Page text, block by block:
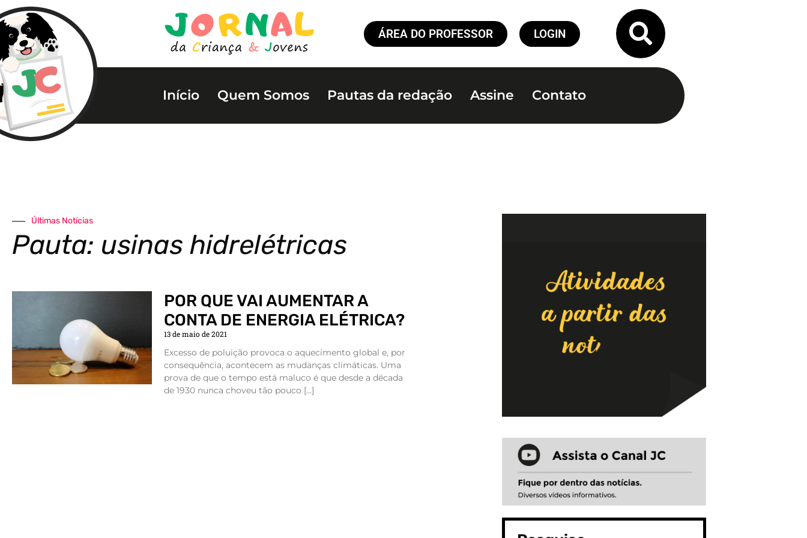
ÁREA DO PROFESSOR LOGIN
Início Quem Somos Pautas da redação Assine Contato
Últimas Notícias
Pauta: usinas hidrelétricas
POR QUE VAI AUMENTAR A
CONTA DE ENERGIA ELÉTRICA?
13 de maio de 2021
Excesso de poluição provoca o aquecimento global e, por
consequência, acontecem as mudanças climáticas. Uma
prova de que o tempo está maluco é que desde a década
de 1930 nunca choveu tão pouco […]